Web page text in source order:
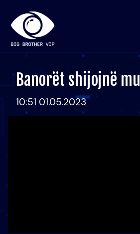
Banorët shijojnë
10:51 01.05.2023